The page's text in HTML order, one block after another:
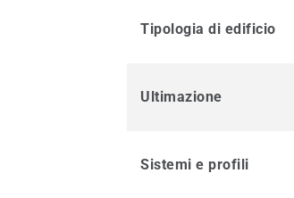
Tipologia di edificio
Ultimazione
Sistemi e profili